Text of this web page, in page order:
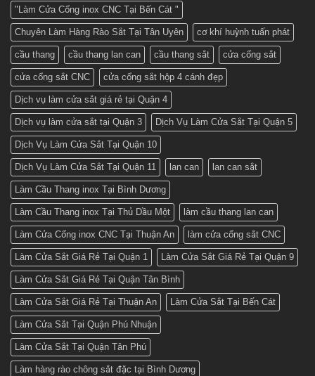
đẹp
nhất
hiện
nay
2
cánh
–
Nhận
báo
giá
tốt
nhất
Cơ
khí
Huỳnh
Tuấn
Phát
"Làm Cửa Cổng inox CNC Tại Bến Cát "
Chuyên Làm Hàng Rào Sắt Tại Tân Uyên cơ khí huỳnh tuấn phát
cầu thang cầu thang lan can cầu thang sắt cửa cổng sắt
cửa cổng sắt CNC cửa cổng sắt hộp 4 cánh đẹp
Dịch vụ làm cửa sắt giá rẻ tại Quận 4
Dịch vụ làm cửa sắt tại Quận 3 Dịch Vụ Làm Cửa Sắt Tại Quận 5
Dịch Vụ Làm Cửa Sắt Tại Quận 10
Dịch Vụ Làm Cửa Sắt Tại Quận 11 lan can lan can sắt
Làm Cầu Thang inox Tại Bình Dương
Làm Cầu Thang inox Tại Thủ Dầu Một làm cầu thang lan can
Làm Cửa Cổng inox CNC Tại Thuận An làm cửa cổng sắt CNC
Làm Cửa Sắt Giá Rẻ Tại Quận 1 Làm Cửa Sắt Giá Rẻ Tại Quận 9
Làm Cửa Sắt Giá Rẻ Tại Quận Tân Bình
Làm Cửa Sắt Giá Rẻ Tại Thuận An Làm Cửa Sắt Tại Bến Cát
Làm Cửa Sắt Tại Quận Phú Nhuận
Làm Cửa Sắt Tại Quận Tân Phú
Làm hàng rào chông sắt đặc tại Bình Dương